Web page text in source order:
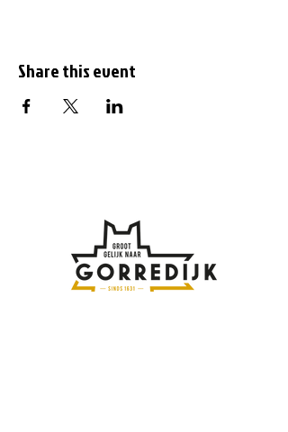
Share this event